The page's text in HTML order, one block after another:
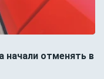
начали отменять в